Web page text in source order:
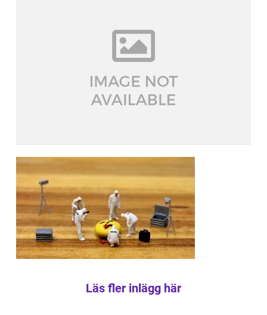
Läs fler inlägg här